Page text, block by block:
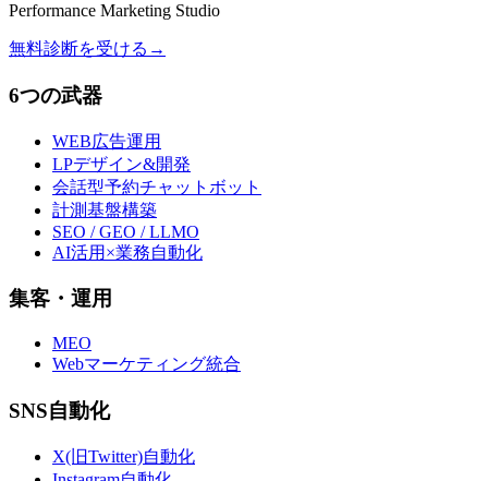
Performance Marketing Studio
無料診断を受ける →
6つの武器
WEB広告運用
LPデザイン&開発
会話型予約チャットボット
計測基盤構築
SEO / GEO / LLMO
AI活用×業務自動化
集客・運用
MEO
Webマーケティング統合
SNS自動化
X(旧Twitter)自動化